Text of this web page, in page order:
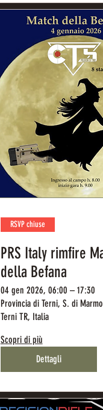
RSVP chiuse
PRS Italy rimfire
della Befana
04 gen 2026, 06:00 – 17:30
Provincia di Terni, S. di
Terni TR, Italia
Scopri di più
Dettagli